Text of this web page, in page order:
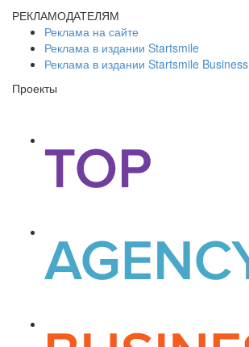
РЕКЛАМОДАТЕЛЯМ
Реклама на сайте
Реклама в издании Startsmile
Реклама в издании Startsmile Business
Проекты